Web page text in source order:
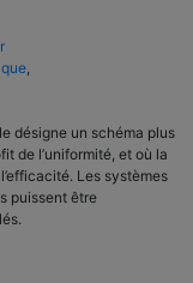
,
désigne un schéma plus
de l’uniformité, et où la
Les systèmes
puissent être